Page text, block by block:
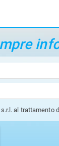
al trattamento